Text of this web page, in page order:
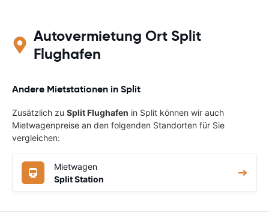
Autovermietung Ort Split
Flughafen
Andere Mietstationen in Split
Zusätzlich zu Split Flughafen in Split können wir auch
Mietwagenpreise an den folgenden Standorten für Sie
vergleichen:
Mietwagen
Split Station